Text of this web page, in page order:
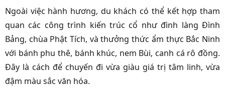
Ngoài việc hành hương, du khách có thể kết hợp tham
quan các công trình kiến trúc cổ như đình làng Đình
Bảng, chùa Phật Tích, và thưởng thức ẩm thực Bắc Ninh
với bánh phu thê, bánh khúc, nem Bùi, canh cá rô đồng.
Đây là cách để chuyến đi vừa giàu giá trị tâm linh, vừa
đậm màu sắc văn hóa.